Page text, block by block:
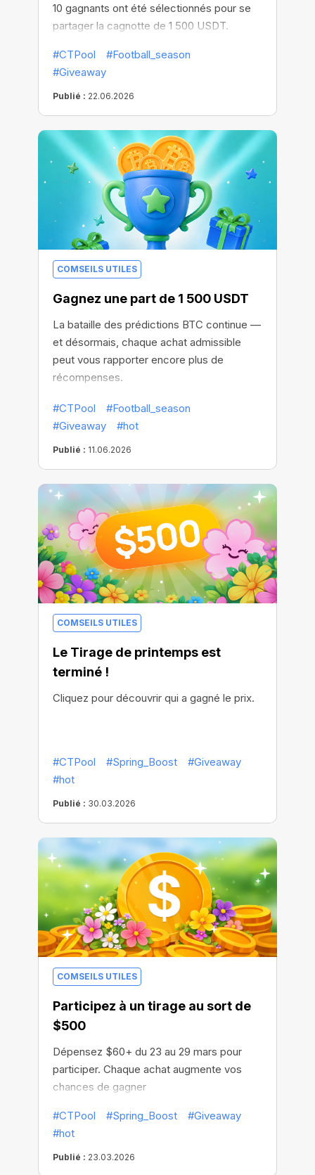
10 gagnants ont été sélectionnés pour se
partager la cagnotte de 1 500 USDT.
#CTPool
#Football_season
#Giveaway
Publié : 22.06.2026
COMSEILS UTILES
Gagnez une part de 1 500 USDT
La bataille des prédictions BTC continue —
et désormais, chaque achat admissible
peut vous rapporter encore plus de
récompenses.
#CTPool
#Football_season
#Giveaway
#hot
Publié : 11.06.2026
COMSEILS UTILES
Le Tirage de printemps est
terminé !
Cliquez pour découvrir qui a gagné le prix.
#CTPool #Spring_Boost
#Giveaway
#hot
Publié : 30.03.2026
COMSEILS UTILES
Participez à un tirage au sort de
$500
Dépensez $60+ du 23 au 29 mars pour
participer. Chaque achat augmente vos
chances de gagner
#CTPool #Spring_Boost
#Giveaway
#hot
Publié : 23.03.2026